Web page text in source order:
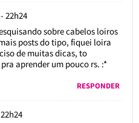
22h24
sobre cabelos loiros
posts do tipo, fiquei loira
de muitas dicas, to
aprender um pouco rs. :*
RESPONDER